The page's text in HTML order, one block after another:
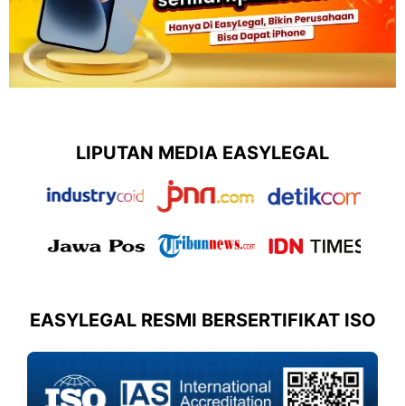
LIPUTAN MEDIA EASYLEGAL
EASYLEGAL RESMI BERSERTIFIKAT ISO